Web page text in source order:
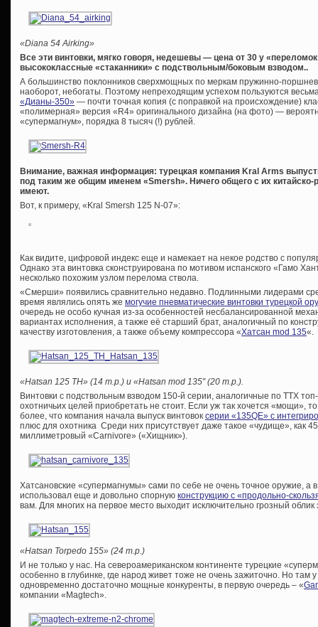
«Diana 54 Airking»
Все эти винтовки, мягко говоря, недешевы — цена от 30 у
высококлассные «стаканники» с подствольным/боковым взводом..
А большинство поклонников сверхмощных по меркам пружинно-
наоборот, небогаты. Поэтому непреходящим успехом пользуются
«Дианы-350» — почти точная копия (с поправкой на происхождение)
«полимерная» версия «R4» оригинального дизайна (на фото) —
«супермагнум», порядка 8 тысяч (!) рублей.
Внимание, важная информация: турецкая компания Kral Arms
под таким же общим именем «Smersh». Ничего общего с их
имеют.
Вот, к примеру, «Kral Smersh 125 N-07»:
Как видите, цифровой индекс еще и намекает на некое родство с
Однако эта винтовка сконструирована по мотивом испанского «Гамо
несколько похожим узлом перелома ствола.
«Смерши» появились сравнительно недавно. Подлинными лидерами
время являлись опять же могучие пневматические винтовки турецкой
очередь не особо кучная из-за особенностей несбалансированной
вариантах исполнения, а также её старший брат, аналогичный по
качеству изготовления, а также объему компрессора «Хатсан mod 135«.
«Hatsan 125 TH» (14 т.р.) и «Hatsan mod 135″ (20 т.р.).
Винтовки с подствольным взводом 150-й серии, аналогичные по ТТХ
охотничьих целей приобретать не стоит. Если уж так хочется «мощи»,
более, что компания начала выпуск винтовок серии «135QE» с
плюс для охотника Среди них присутствует даже такое «чудище», как
миллиметровый «Carnivore» («Хищник»).
Хатсановские «супермагнумы» сами по себе не очень точное оружие, а
использовал еще и довольно спорную конструкцию с «продольно-
вам. Для многих на первое место выходит исключительно грозный облик
«Hatsan Torpedo 155» (24 т.р.)
И не только у нас. На североамериканском континенте турецкие
особенно в глубинке, где народ живет тоже не очень зажиточно. Но там
одновременно достаточно мощные конкуренты, в первую очередь – «
компании «Magtech».